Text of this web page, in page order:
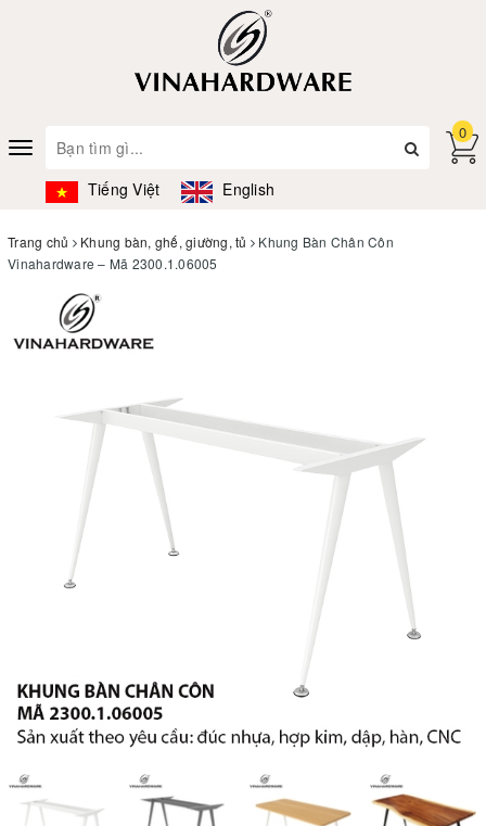
Toggle
navigation
Tiếng Việt English
0
Trang chủ Khung bàn, ghế, giường, tủ
Khung Bàn Chân Côn
Vinahardware – Mã 2300.1.06005